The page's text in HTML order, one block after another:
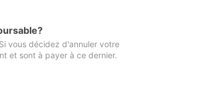
vous décidez d'annuler votre
et sont à payer à ce dernier.